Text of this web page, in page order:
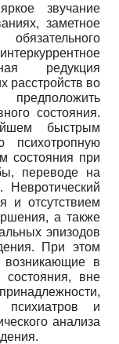
звучание
заметное
редукция
расстройств во
состояния.
быстрым
психотропную
состояния при
переводе на
и отсутствием
а также
эпизодов
При этом
в
состояния, вне
психиатров и
анализа